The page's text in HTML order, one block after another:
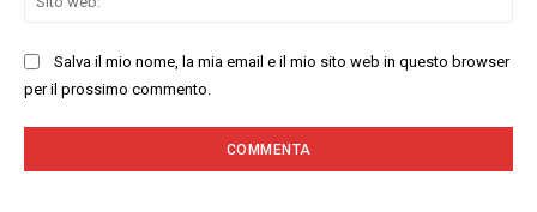
Salva il mio nome, la mia email e il mio sito web in questo browser
per il prossimo commento.